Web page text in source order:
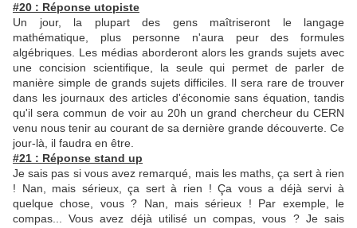
#20 : Réponse utopiste
Un jour, la plupart des gens maîtriseront le langage
mathématique, plus personne n'aura peur des formules
algébriques. Les médias aborderont alors les grands sujets avec
une concision scientifique, la seule qui permet de parler de
manière simple de grands sujets difficiles. Il sera rare de trouver
dans les journaux des articles d'économie sans équation, tandis
qu'il sera commun de voir au 20h un grand chercheur du CERN
venu nous tenir au courant de sa dernière grande découverte. Ce
jour-là, il faudra en être.
#21 : Réponse stand up
Je sais pas si vous avez remarqué, mais les maths, ça sert à rien
! Nan, mais sérieux, ça sert à rien ! Ça vous a déjà servi à
quelque chose, vous ? Nan, mais sérieux ! Par exemple, le
compas... Vous avez déjà utilisé un compas, vous ? Je sais